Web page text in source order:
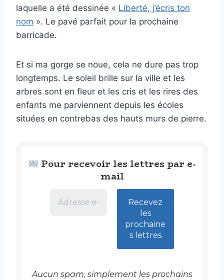
laquelle a été dessinée « Liberté, j’écris ton
nom ». Le pavé parfait pour la prochaine
barricade.
Et si ma gorge se noue, cela ne dure pas trop
longtemps. Le soleil brille sur la ville et les
arbres sont en fleur et les cris et les rires des
enfants me parviennent depuis les écoles
situées en contrebas des hauts murs de pierre.
Pour recevoir les lettres par e-
mail
Aucun spam, simplement les prochains